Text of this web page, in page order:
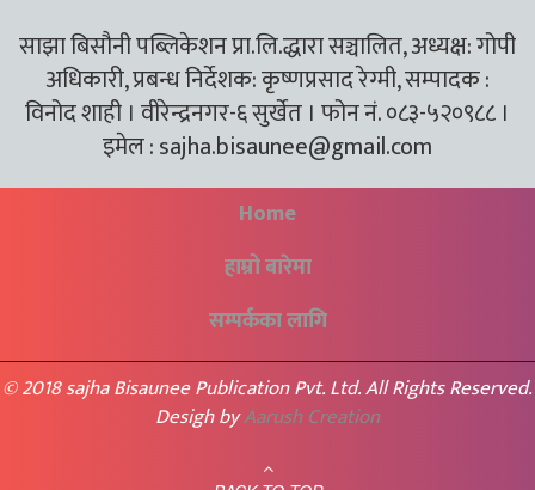
साझा बिसौनी पब्लिकेशन प्रा.लि.द्धारा सञ्चालित, अध्यक्ष: गोपी
अधिकारी, प्रबन्ध निर्देशक: कृष्णप्रसाद रेग्मी, सम्पादक :
विनोद शाही । वीरेन्द्रनगर-६ सुर्खेत । फोन नं. ०८३-५२०९८८ ।
इमेल :sajha.bisaunee@gmail.com
Home
हाम्रो बारेमा
सम्पर्कका लागि
© 2018 sajha Bisaunee Publication Pvt. Ltd. All Rights Reserved.
Desigh byAarush Creation